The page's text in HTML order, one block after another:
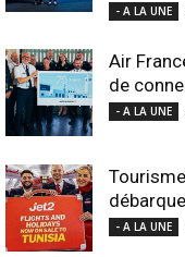
- A LA UNE
Air
de
- A LA UNE
- A LA UNE